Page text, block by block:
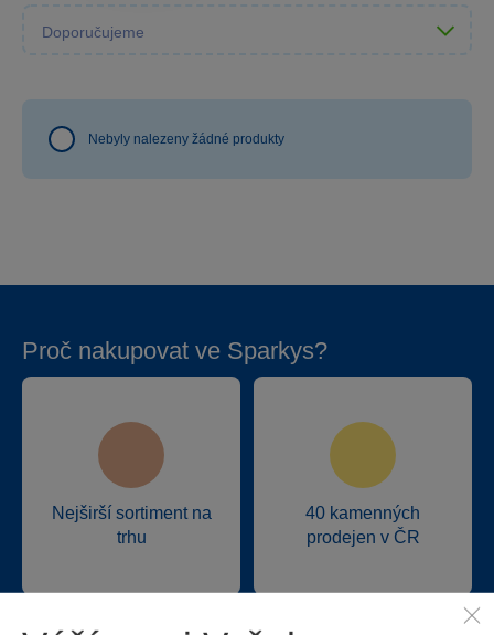
Nebyly nalezeny žádné produkty
Proč nakupovat ve Sparkys?
Nejširší sortiment na
trhu
40 kamenných
prodejen v ČR